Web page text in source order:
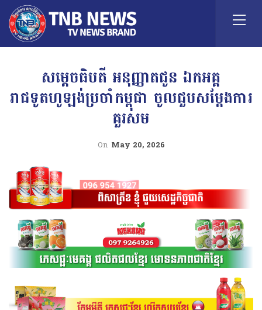
សម្តេចធិបតី អនុញ្ញាតជូន ឯកអគ្គ
រាជទូតហូឡង់ប្រចាំកម្ពុជា ចូលជួបសម្តែងការ
គួរសម
On May 20, 2026